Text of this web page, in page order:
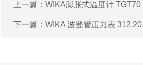
上一篇： WIKA膨胀式温度计 TGT70
下一篇： WIKA 波登管压力表 312.20